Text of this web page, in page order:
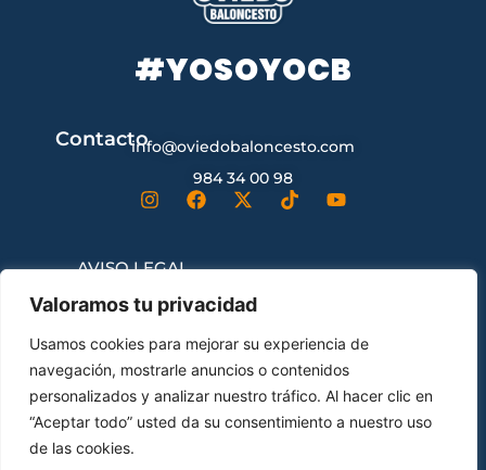
Valoramos tu privacidad
Usamos cookies para mejorar su experiencia de
navegación, mostrarle anuncios o contenidos
personalizados y analizar nuestro tráfico. Al hacer clic en
“Aceptar todo” usted da su consentimiento a nuestro uso
de las cookies.
#YOSOYOCB
Contactoinfo@oviedobaloncesto.com
984 34 00 98
AVISO LEGAL
CONTRATACIÓN
ENVÍOS Y DEVOLUCIONES